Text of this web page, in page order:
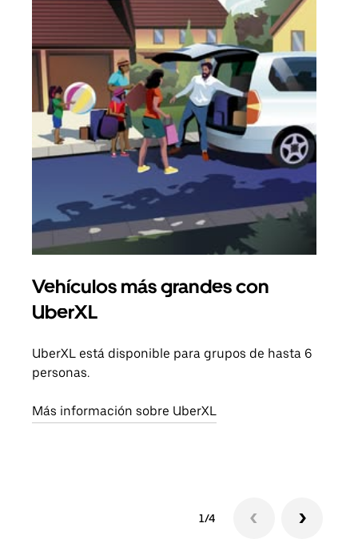
Vehículos más grandes con
UberXL
UberXL está disponible para grupos de hasta 6
personas.
Más información sobre UberXL
1/4